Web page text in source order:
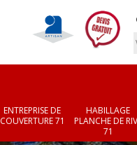
ENTREPRISE DE
COUVERTURE 71
HABILLAGE
PLANCHE DE
71